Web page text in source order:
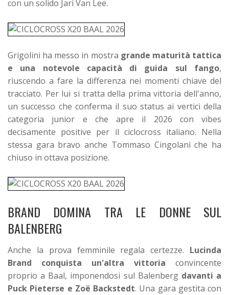
con un solido Jari Van Lee.
Grigolini ha messo in mostra grande maturità tattica
e una notevole capacità di guida sul fango,
riuscendo a fare la differenza nei momenti chiave del
tracciato. Per lui si tratta della prima vittoria dell'anno,
un successo che conferma il suo status ai vertici della
categoria junior e che apre il 2026 con vibes
decisamente positive per il ciclocross italiano. Nella
stessa gara bravo anche Tommaso Cingolani che ha
chiuso in ottava posizione.
BRAND DOMINA TRA LE DONNE SUL
BALENBERG
Anche la prova femminile regala certezze. Lucinda
Brand conquista un'altra vittoria convincente
proprio a Baal, imponendosi sul Balenberg davanti a
Puck Pieterse e Zoë Backstedt. Una gara gestita con